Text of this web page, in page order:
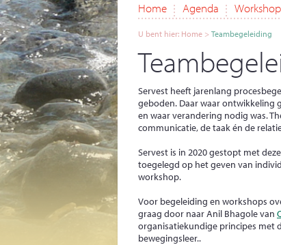
Home Agenda
U bent hier: Home > Teambegeleiding
Servest heeft jarenlang
geboden. Daar waar ontwikkeling
en waar verandering nodig was.
communicatie, de taak én de
Servest is in 2020 gestopt met
toegelegd op het geven van
workshop.
Voor begeleiding en workshops
graag door naar Anil Bhagole van
organisatiekundige principes met
bewegingsleer..